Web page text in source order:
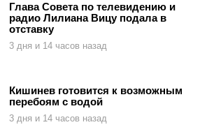
Глава Совета по телевидению и
радио Лилиана Вицу подала в
отставку
3 дня и 14 часов назад
Кишинев готовится к возможным
перебоям с водой
3 дня и 14 часов назад